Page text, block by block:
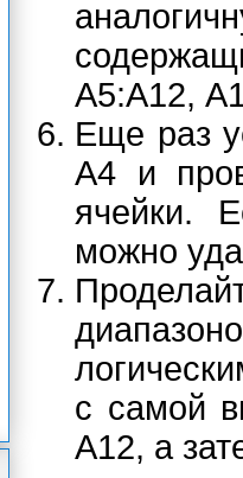
А5:А12,
Еще раз
А4 и
ячейки.
можно
с самой
А12, а